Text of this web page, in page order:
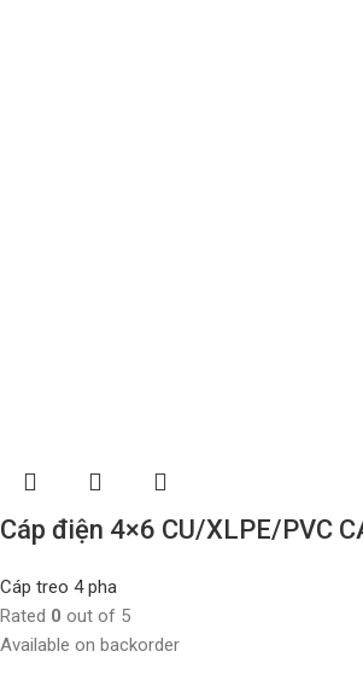
Cáp điện 4×6 CU/XLPE/PVC
Cáp treo 4 pha
Rated 0 out of 5
Available on backorder